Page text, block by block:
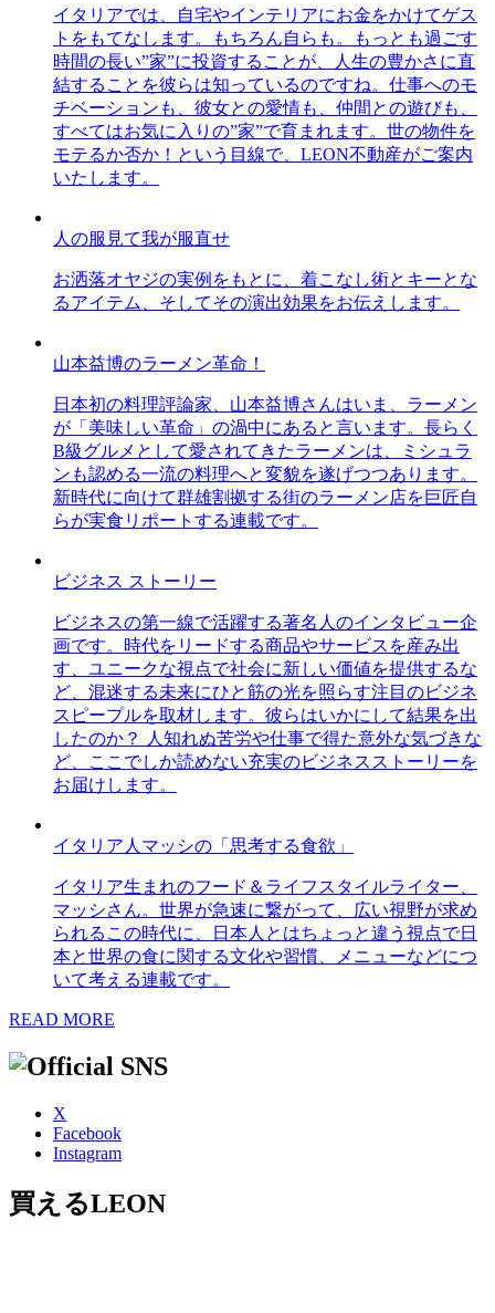
イタリアでは、自宅やインテリアにお金をかけてゲス
トをもてなします。もちろん自らも。もっとも過ごす
時間の長い”家”に投資することが、人生の豊かさに直
結することを彼らは知っているのですね。仕事へのモ
チベーションも、彼女との愛情も、仲間との遊びも、
すべてはお気に入りの”家”で育まれます。世の物件を
モテるか否か！という目線で、LEON不動産がご案内
いたします。
人の服見て我が服直せ
お洒落オヤジの実例をもとに、着こなし術とキーとな
るアイテム、そしてその演出効果をお伝えします。
山本益博のラーメン革命！
日本初の料理評論家、山本益博さんはいま、ラーメン
が「美味しい革命」の渦中にあると言います。長らく
B級グルメとして愛されてきたラーメンは、ミシュラ
ンも認める一流の料理へと変貌を遂げつつあります。
新時代に向けて群雄割拠する街のラーメン店を巨匠自
らが実食リポートする連載です。
ビジネス ストーリー
ビジネスの第一線で活躍する著名人のインタビュー企
画です。時代をリードする商品やサービスを産み出
す、ユニークな視点で社会に新しい価値を提供するな
ど、混迷する未来にひと筋の光を照らす注目のビジネ
スピープルを取材します。彼らはいかにして結果を出
したのか？ 人知れぬ苦労や仕事で得た意外な気づきな
ど、ここでしか読めない充実のビジネスストーリーを
お届けします。
イタリア人マッシの「思考する食欲」
イタリア生まれのフード＆ライフスタイルライター、
マッシさん。世界が急速に繋がって、広い視野が求め
られるこの時代に、日本人とはちょっと違う視点で日
本と世界の食に関する文化や習慣、メニューなどにつ
いて考える連載です。
READ MORE
X
Facebook
Instagram
買えるLEON